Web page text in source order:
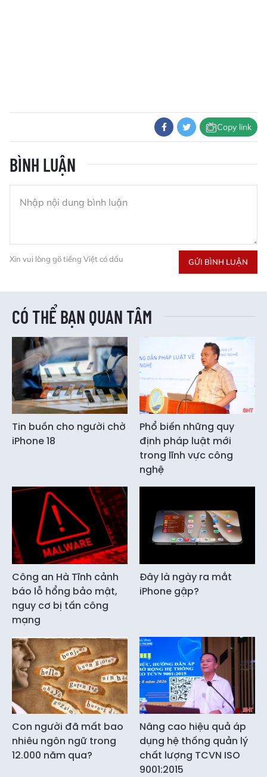
Copy link
BÌNH LUẬN
Xin vui lòng gõ tiếng Việt có dấu GỬI BÌNH LUẬN
CÓ THỂ BẠN QUAN TÂM
Tin buồn cho người chờ
iPhone 18
Phổ biến những quy
định pháp luật mới
trong lĩnh vực công
nghệ
Công an Hà Tĩnh cảnh
báo lỗ hổng bảo mật,
nguy cơ bị tấn công
mạng
Đây là ngày ra mắt
iPhone gập?
Con người đã mất bao
nhiêu ngôn ngữ trong
12.000 năm qua?
Nâng cao hiệu quả áp
dụng hệ thống quản lý
chất lượng TCVN ISO
9001:2015